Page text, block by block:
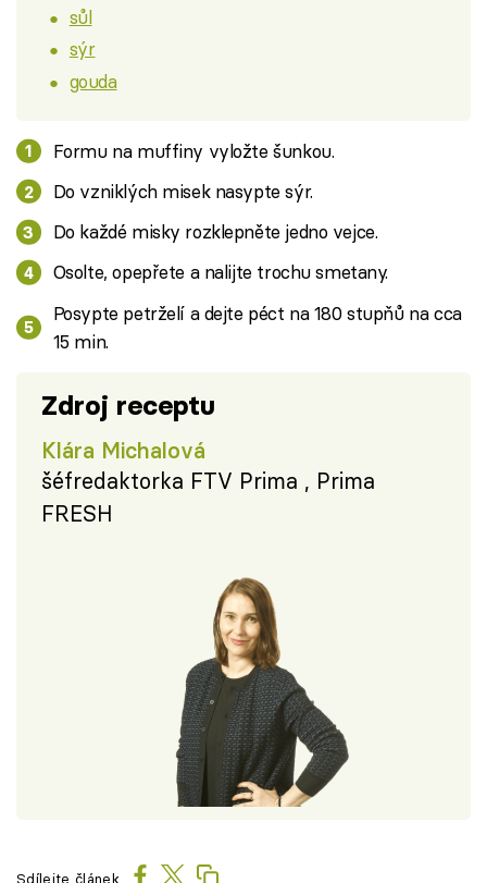
sůl
sýr
gouda
Formu na muffiny vyložte šunkou.
Do vzniklých misek nasypte sýr.
Do každé misky rozklepněte jedno vejce.
Osolte, opepřete a nalijte trochu smetany.
Posypte petrželí a dejte péct na 180 stupňů na cca
15 min.
Zdroj receptu
Klára Michalová
šéfredaktorka FTV Prima , Prima
FRESH
Sdílejte článek